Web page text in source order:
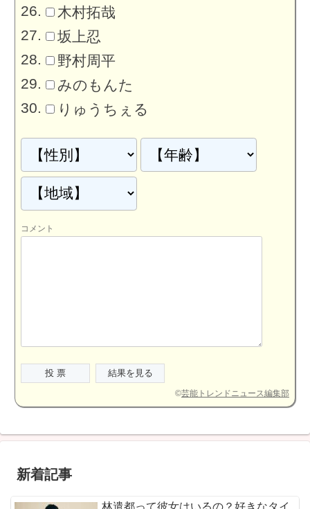
木村拓哉
坂上忍
野村周平
みのもんた
りゅうちぇる
コメント
©芸能トレンドニュース編集部
新着記事